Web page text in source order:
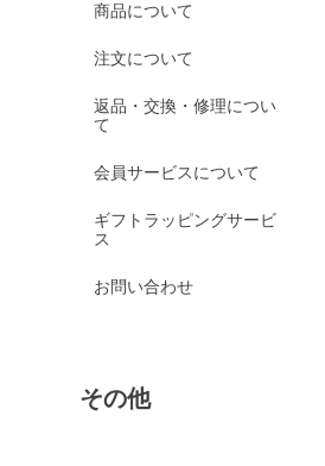
商品について
注文について
返品・交換・修理につい
て
会員サービスについて
ギフトラッピングサービ
ス
お問い合わせ
その他